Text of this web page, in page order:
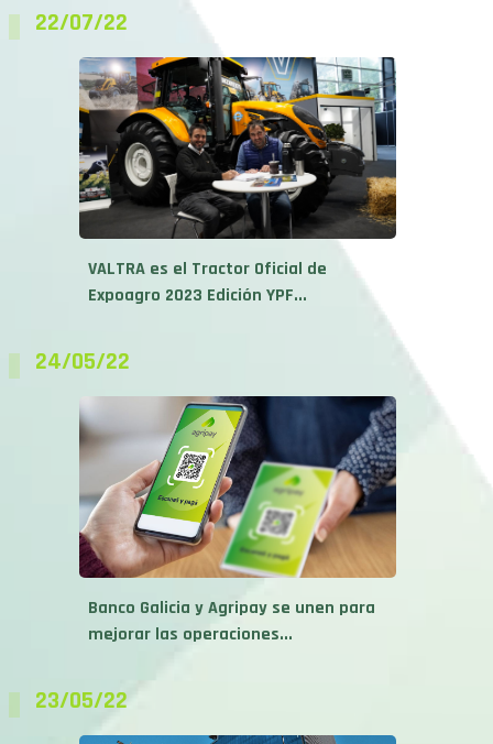
22/07/22
VALTRA es el Tractor Oficial de
Expoagro 2023 Edición YPF...
24/05/22
Banco Galicia y Agripay se unen para
mejorar las operaciones...
23/05/22